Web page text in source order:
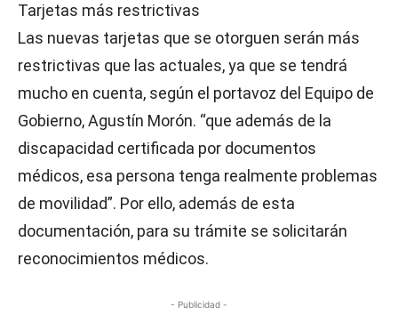
Tarjetas más restrictivas
Las nuevas tarjetas que se otorguen serán más
restrictivas que las actuales, ya que se tendrá
mucho en cuenta, según el portavoz del Equipo de
Gobierno, Agustín Morón. “que además de la
discapacidad certificada por documentos
médicos, esa persona tenga realmente problemas
de movilidad”. Por ello, además de esta
documentación, para su trámite se solicitarán
reconocimientos médicos.
- Publicidad -